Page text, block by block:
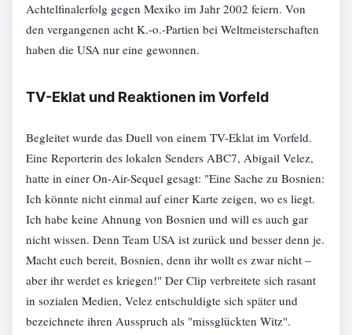
Achtelfinalerfolg gegen Mexiko im Jahr 2002 feiern. Von
den vergangenen acht K.-o.-Partien bei Weltmeisterschaften
haben die USA nur eine gewonnen.
TV-Eklat und Reaktionen im Vorfeld
Begleitet wurde das Duell von einem TV-Eklat im Vorfeld.
Eine Reporterin des lokalen Senders ABC7, Abigail Velez,
hatte in einer On-Air-Sequel gesagt: "Eine Sache zu Bosnien:
Ich könnte nicht einmal auf einer Karte zeigen, wo es liegt.
Ich habe keine Ahnung von Bosnien und will es auch gar
nicht wissen. Denn Team USA ist zurück und besser denn je.
Macht euch bereit, Bosnien, denn ihr wollt es zwar nicht –
aber ihr werdet es kriegen!" Der Clip verbreitete sich rasant
in sozialen Medien, Velez entschuldigte sich später und
bezeichnete ihren Ausspruch als "missglückten Witz".